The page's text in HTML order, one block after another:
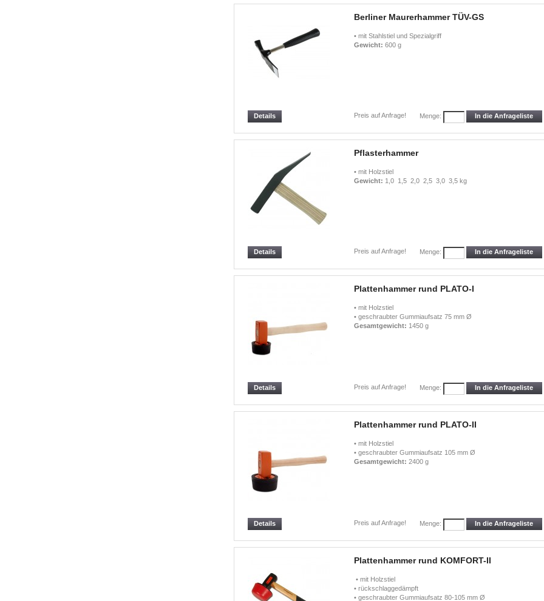
Berliner Maurerhammer TÜV-GS
• mit Stahlstiel und Spezialgriff
Gewicht: 600 g
Preis auf Anfrage! Menge: In die Anfrageliste
Details
Pflasterhammer
• mit Holzstiel
Gewicht: 1,0 1,5 2,0 2,5 3,0 3,5 kg
Preis auf Anfrage! Menge: In die Anfrageliste
Details
Plattenhammer rund PLATO-I
• mit Holzstiel
• geschraubter Gummiaufsatz 75 mm Ø
Gesamtgewicht: 1450 g
Preis auf Anfrage! Menge: In die Anfrageliste
Details
Plattenhammer rund PLATO-II
• mit Holzstiel
• geschraubter Gummiaufsatz 105 mm Ø
Gesamtgewicht: 2400 g
Preis auf Anfrage! Menge: In die Anfrageliste
Details
Plattenhammer rund KOMFORT-II
• mit Holzstiel
• rückschlaggedämpft
• geschraubter Gummiaufsatz 80-105 mm Ø